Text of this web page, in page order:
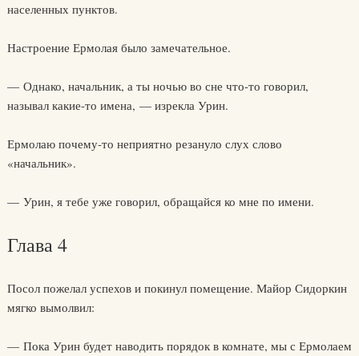
населенных пунктов.
Настроение Ермолая было замечательное.
— Однако, начальник, а ты ночью во сне что-то говорил,
называл какие-то имена, — изрекла Урин.
Ермолаю почему-то неприятно резануло слух слово
«начальник».
— Урин, я тебе уже говорил, обращайся ко мне по имени.
Глава 4
Посол пожелал успехов и покинул помещение. Майор Сидоркин
мягко вымолвил:
— Пока Урин будет наводить порядок в комнате, мы с Ермолаем